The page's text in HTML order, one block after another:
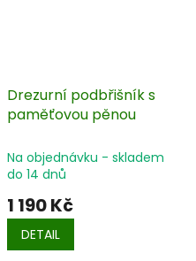
Drezurní podbřišník s
paměťovou pěnou
Na objednávku - skladem
do 14 dnů
1 190 Kč
DETAIL